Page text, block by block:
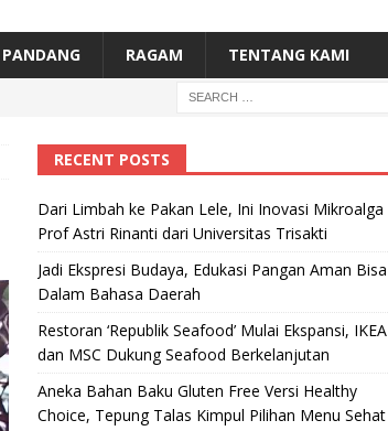
RAGAM TENTANG KAMI
RECENT POSTS
Dari Limbah ke Pakan Lele, Ini Inovasi Mikroalga
Prof Astri Rinanti dari Universitas Trisakti
Jadi Ekspresi Budaya, Edukasi Pangan Aman Bisa
Dalam Bahasa Daerah
Restoran ‘Republik Seafood’ Mulai Ekspansi, IKEA
dan MSC Dukung Seafood Berkelanjutan
Aneka Bahan Baku Gluten Free Versi Healthy
Choice, Tepung Talas Kimpul Pilihan Menu Sehat